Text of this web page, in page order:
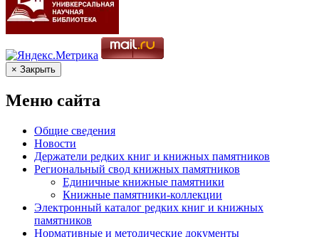
× Закрыть
Меню сайта
Общие сведения
Новости
Держатели редких книг и книжных памятников
Региональный свод книжных памятников
Единичные книжные памятники
Книжные памятники-коллекции
Электронный каталог редких книг и книжных
памятников
Нормативные и методические документы